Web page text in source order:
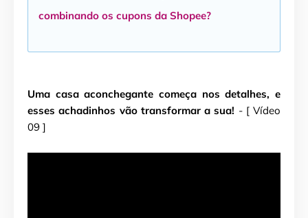
combinando os cupons da Shopee?
Uma casa aconchegante começa nos detalhes, e
esses achadinhos vão transformar a sua! - [ Vídeo
09 ]